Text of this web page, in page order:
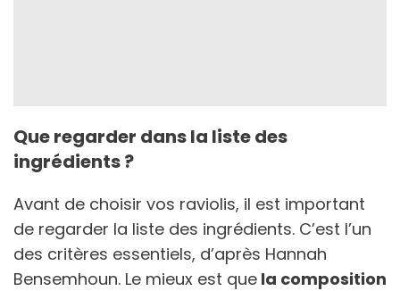
Que regarder dans la liste des
ingrédients ?
Avant de choisir vos raviolis, il est important
de regarder la liste des ingrédients. C’est l’un
des critères essentiels, d’après Hannah
Bensemhoun. Le mieux est que la composition